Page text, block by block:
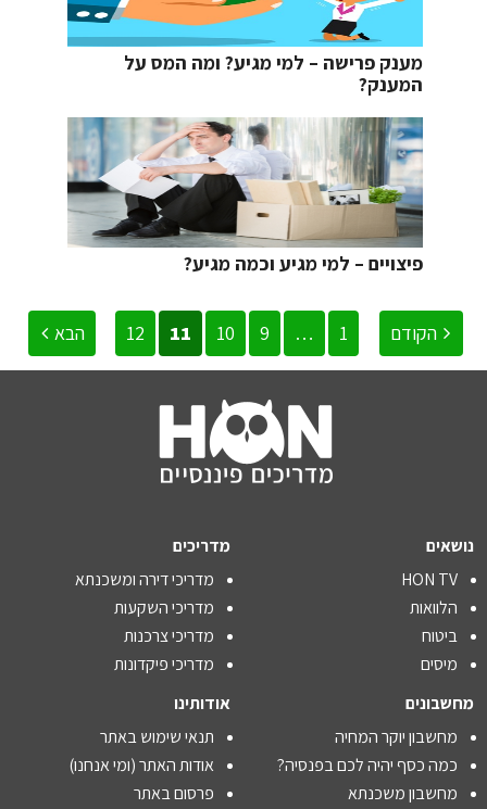
מענק פרישה – למי מגיע? ומה המס על
המענק?
פיצויים – למי מגיע וכמה מגיע?
הקודם 1
…
9
10
11
12 הבא
נושאים
HON TV
הלוואות
ביטוח
מיסים
מדריכים
מדריכי דירה ומשכנתא
מדריכי השקעות
מדריכי צרכנות
מדריכי פיקדונות
מחשבונים
מחשבון יוקר המחיה
כמה כסף יהיה לכם בפנסיה?
מחשבון משכנתא
אודותינו
תנאי שימוש באתר
אודות האתר (ומי אנחנו)
פרסום באתר